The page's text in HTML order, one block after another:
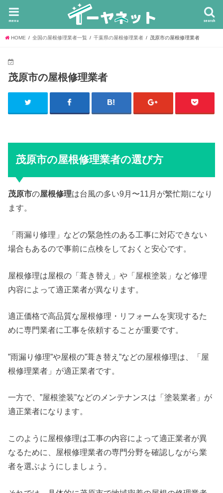
search
menu
HOME 全国の屋根修理業者一覧 千葉県の屋根修理業者 茂原市の屋根修理業者
茂原市の屋根修理業者
茂原市の屋根修理業者の選び方
茂原市の屋根修理は台風の多い9月〜11月が繁忙期になり
ます。
「雨漏り修理」などの緊急性のある工事に対応できない
場合もあるので事前に点検をしておくと安心です。
屋根修理は屋根の「葺き替え」や「屋根塗装」など修理
内容によって適正業者が異なります。
適正価格で高品質な屋根修理・リフォームを実現するた
めに専門業者に工事を依頼することが重要です。
”雨漏り修理”や屋根の”葺き替え”などの屋根修理は、「屋
根修理業者」が適正業者です。
一方で、”屋根塗装”などのメンテナンスは「塗装業者」が
適正業者になります。
このように屋根修理は工事の内容によって適正業者が異
なるために、屋根修理業者の専門分野を確認しながら業
者を選ぶようにしましょう。